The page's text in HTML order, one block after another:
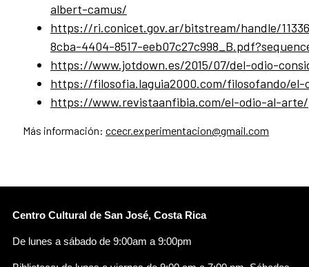
albert-camus/
https://ri.conicet.gov.ar/bitstream/handle/
8cba-4404-8517-
https://www.jotdown.es/2015/07/del-odio-
https://filosofia.laguia2000.com/filosofando/el-
https://www.revistaanfibia.com/el-odio-al-arte/
Más información: ccecr.experimentacion@gmail.com
Centro Cultural de San José, Costa Rica
De lunes a sábado de 9:00am a 9:00pm